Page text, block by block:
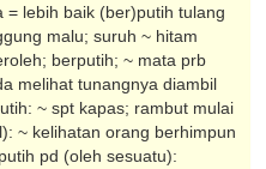
lebih baik (ber)putih tulang
malu; suruh ~ hitam
berputih; ~ mata prb
melihat tunang­nya diambil
~ spt kapas; rambut mulai
~ kelihatan orang berhimpun
pd (oleh sesuatu):